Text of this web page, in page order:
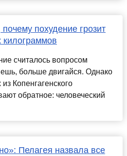
похудение грозит
килограммов
считалось вопросом
больше двигайся. Однако
Копенгагенского
обратное: человеческий
Пелагея назвала все